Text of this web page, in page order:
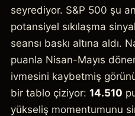
seyrediyor. S&P 500 şu an
potansiyel sıkılaşma
seansı baskı altına aldı.
puanla Nisan-Mayıs
ivmesini kaybetmiş
bir tablo çiziyor: 14.510
yükseliş momentumunu